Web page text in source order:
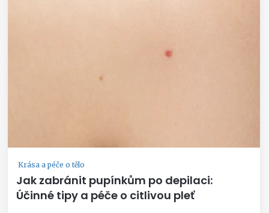
Krása a péče o tělo
Jak zabránit pupínkům po depilaci:
Účinné tipy a péče o citlivou pleť